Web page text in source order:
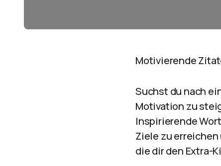
Motivierende
Suchst du nach
Motivation zu
Inspirierende
Ziele zu
die dir den Extra-